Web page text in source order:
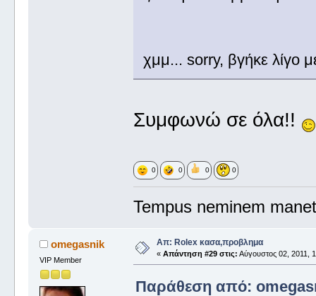
χμμ... sorry, βγήκε λίγο
Συμφωνώ σε όλα!!
0 0 0 0
Tempus neminem
omegasnik
VIP Member
Απ: Rolex κασα,προβλημα
« Απάντηση #29 στις: Αύγουστος 02, 2011,
Παράθεση από: